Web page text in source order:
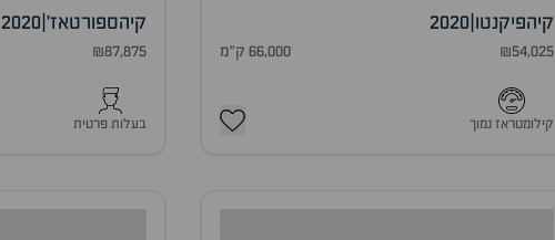
קיהפיקנטו 2020
₪54,025 66,000 ק"מ
קילומטראז נמוך
קיהספורטאז'|
2020
₪87,875
בעלות פרטית